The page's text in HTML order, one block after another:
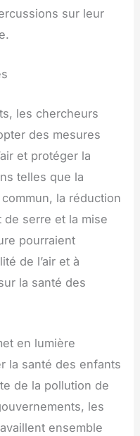
sur leur
les chercheurs
des mesures
et protéger la
telles que la
la réduction
serre et la mise
pourraient
de l’air et à
la santé des
en lumière
la santé des enfants
de la pollution de
les
ensemble